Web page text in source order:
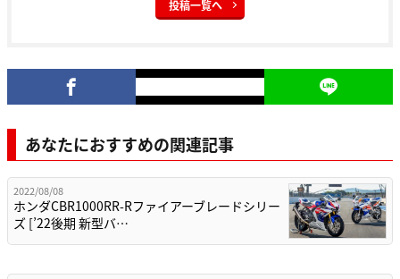
投稿一覧へ
あなたにおすすめの関連記事
2022/08/08
ホンダCBR1000RR-Rファイアーブレードシリー
ズ [’22後期 新型バ…